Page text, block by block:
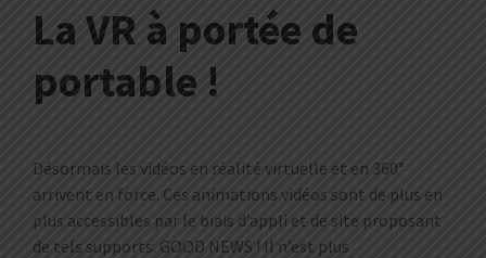
La VR à portée de
portable !
Désormais les vidéos en réalité virtuelle et en 360°
arrivent en force. Ces animations vidéos sont de plus en
plus accessibles par le biais d’appli et de site proposant
de tels supports. GOOD NEWS ! Il n’est plus